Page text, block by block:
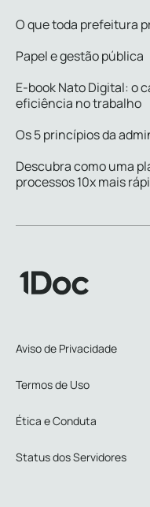
O que toda prefeitura
Papel e gestão pública
E-book Nato Digital: o
eficiência no trabalho
Os 5 princípios da
Descubra como uma
processos 10x mais
Aviso de Privacidade
Termos de Uso
Ética e Conduta
Status dos Servidores